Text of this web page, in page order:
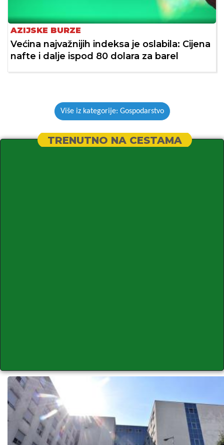
AZIJSKE BURZE
Većina najvažnijih indeksa je oslabila: Cijena
nafte i dalje ispod 80 dolara za barel
Više iz kategorije: Gospodarstvo
TRENUTNO NA CESTAMA